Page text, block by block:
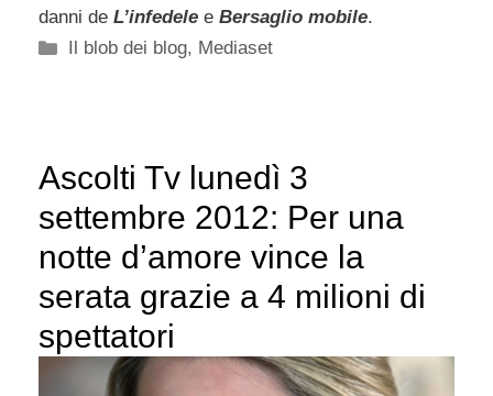
danni de L’infedele e Bersaglio mobile.
Categorie
Il blob dei blog, Mediaset
Ascolti Tv lunedì 3
settembre 2012: Per una
notte d’amore vince la
serata grazie a 4 milioni di
spettatori